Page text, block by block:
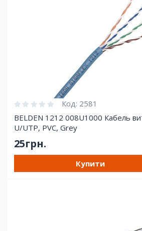
Код: 2581
BELDEN 1212 008U1000 Кабель
U/UTP, PVC, Grey
25грн.
Купити